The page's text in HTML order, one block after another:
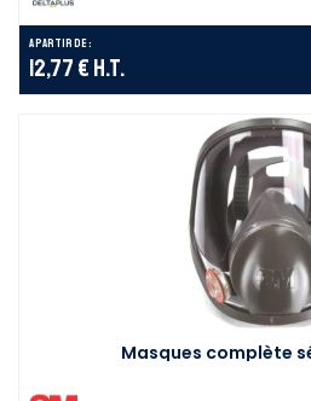
A partir de :
12,77 € H.T.
Masques complète